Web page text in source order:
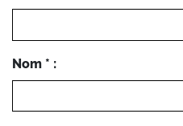
Nom * :